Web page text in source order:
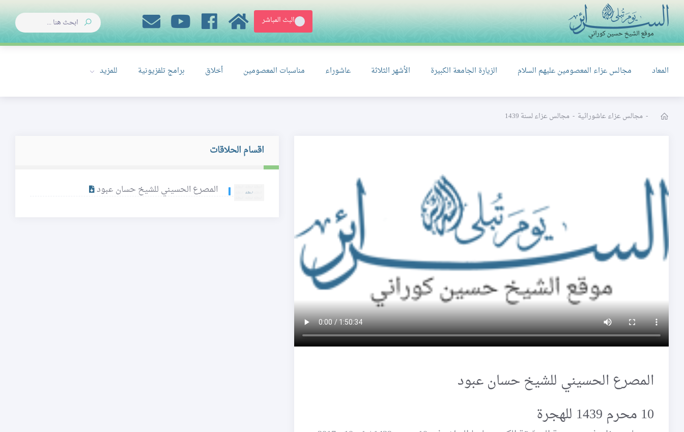
البث المباشر
المعاد مجالس عزاء المعصومين عليهم السلام الزيارة الجامعة الكبيرة الأشهر الثلاثة عاشوراء مناسبات المعصومين أخلاق برامج تلفزيونية للمزيد
- مجالس عزاء عاشورائية - مجالس عزاء لسنة 1439
المصرع الحسيني للشيخ حسان عبود
10 محرم 1439 للهجرة
اقسام الحلاقات
المصرع الحسيني للشيخ حسان عبود